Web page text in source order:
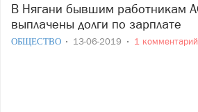
В Нягани бывшим работникам АО «Сибэкотех»
выплачены долги по зарплате
ОБЩЕСТВО 13-06-2019 1 комментарий